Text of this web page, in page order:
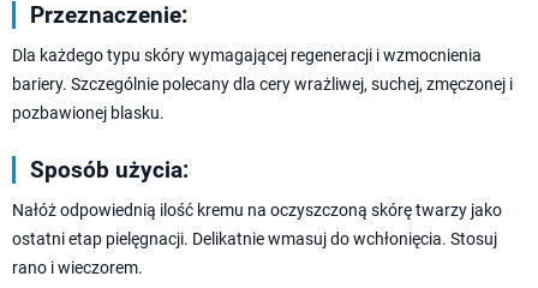
Przeznaczenie:
Dla każdego typu skóry wymagającej regeneracji i wzmocnienia
bariery. Szczególnie polecany dla cery wrażliwej, suchej, zmęczonej i
pozbawionej blasku.
Sposób użycia:
Nałóż odpowiednią ilość kremu na oczyszczoną skórę twarzy jako
ostatni etap pielęgnacji. Delikatnie wmasuj do wchłonięcia. Stosuj
rano i wieczorem.